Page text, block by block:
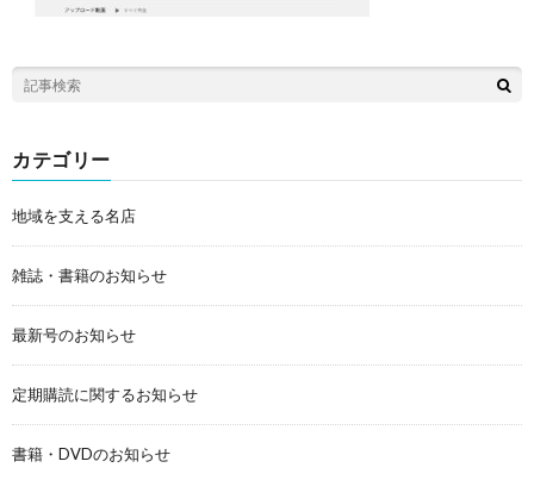
カテゴリー
地域を支える名店
雑誌・書籍のお知らせ
最新号のお知らせ
定期購読に関するお知らせ
書籍・DVDのお知らせ